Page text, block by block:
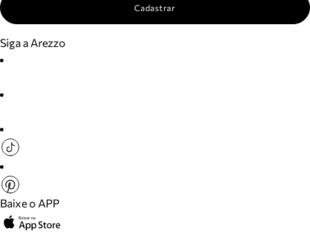
Cadastrar
Siga a Arezzo
Baixe o APP